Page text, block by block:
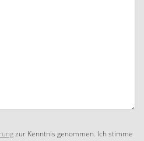
zur Kenntnis genommen. Ich stimme